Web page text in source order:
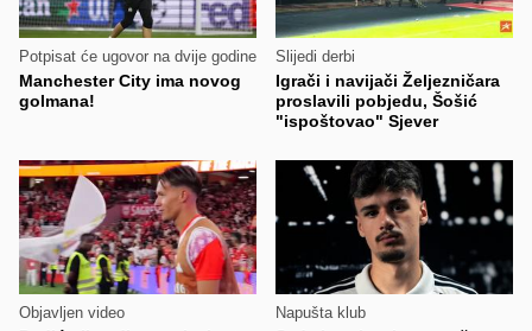
Potpisat će ugovor na dvije godine
Manchester City ima novog
golmana!
Slijedi derbi
Igrači i navijači Željezničara
proslavili pobjedu, Šošić
"ispoštovao" Sjever
Objavljen video Napušta klub